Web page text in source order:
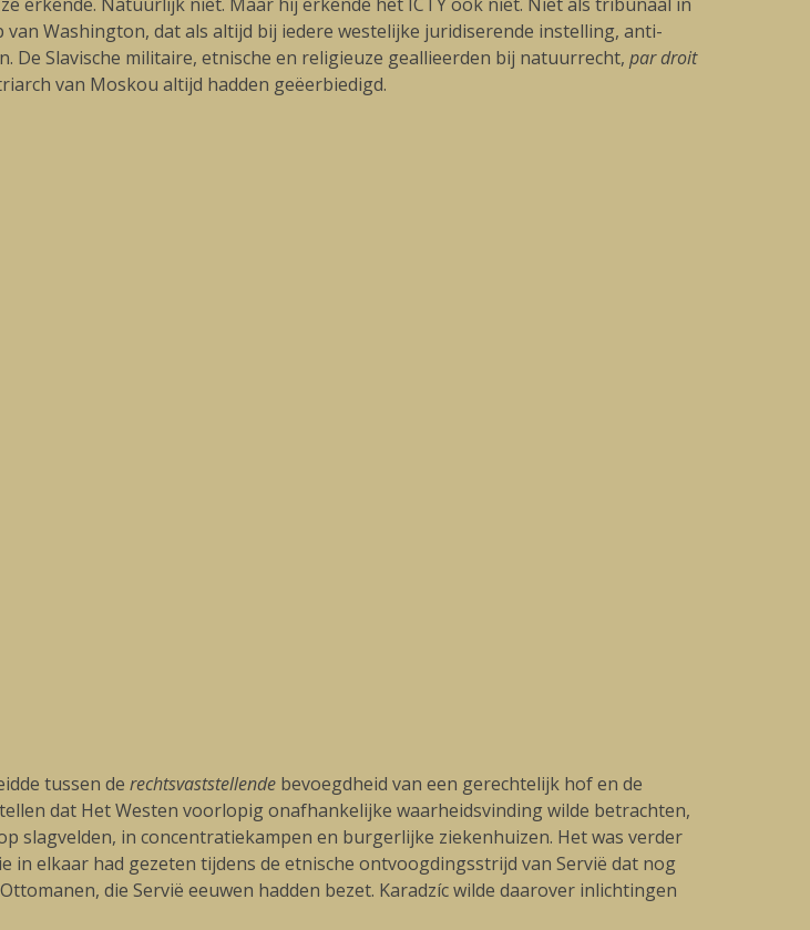
Washington, dat als altijd bij iedere westelijke juridiserende instelling, anti-
De Slavische militaire, etnische en religieuze geallieerden bij natuurrecht, par droit
van Moskou altijd hadden geëerbiedigd.
tussen de rechtsvaststellende bevoegdheid van een gerechtelijk hof en de
dat Het Westen voorlopig onafhankelijke waarheidsvinding wilde betrachten,
slagvelden, in concentratiekampen en burgerlijke ziekenhuizen. Het was verder
elkaar had gezeten tijdens de etnische ontvoogdingsstrijd van Servië dat nog
die Servië eeuwen hadden bezet. Karadzíc wilde daarover inlichtingen